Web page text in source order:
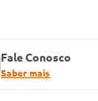
Fale Conosco
Saber mais